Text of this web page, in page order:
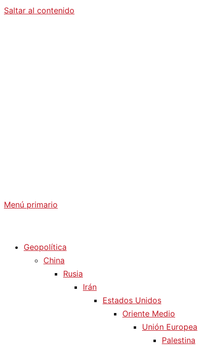
Saltar al contenido
Menú primario
Geopolítica
China
Rusia
Irán
Estados Unidos
Oriente Medio
Unión Europea
Palestina